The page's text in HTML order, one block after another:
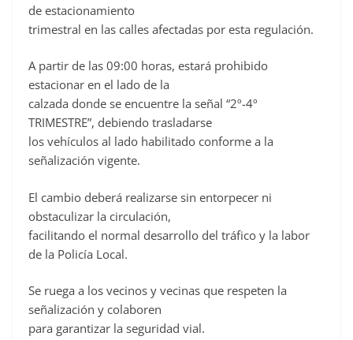
o
k
de estacionamiento
trimestral en las calles afectadas por esta regulación.
A partir de las 09:00 horas, estará prohibido
estacionar en el lado de la
calzada donde se encuentre la señal “2º-4º
TRIMESTRE”, debiendo trasladarse
los vehículos al lado habilitado conforme a la
señalización vigente.
El cambio deberá realizarse sin entorpecer ni
obstaculizar la circulación,
facilitando el normal desarrollo del tráfico y la labor
de la Policía Local.
Se ruega a los vecinos y vecinas que respeten la
señalización y colaboren
para garantizar la seguridad vial.